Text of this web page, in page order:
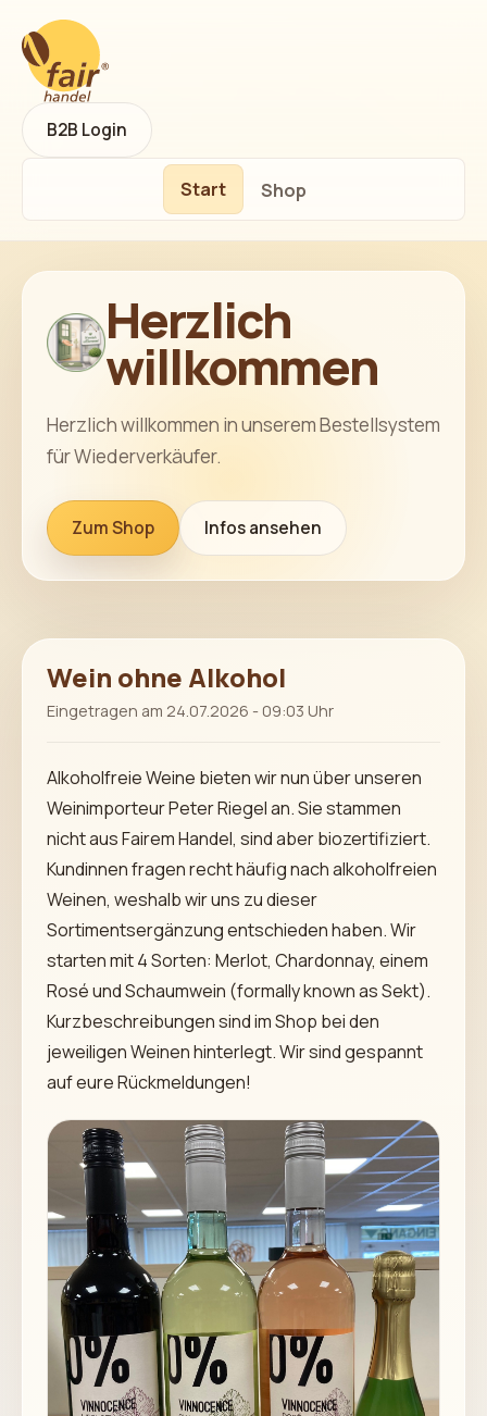
Start Shop
B2B Login
Herzlich
willkommen
Herzlich willkommen in unserem Bestellsystem
für Wiederverkäufer.
Zum Shop Infos ansehen
Wein ohne Alkohol
Eingetragen am 24.07.2026 - 09:03 Uhr
Alkoholfreie Weine bieten wir nun über unseren
Weinimporteur Peter Riegel an. Sie stammen
nicht aus Fairem Handel, sind aber biozertifiziert.
Kundinnen fragen recht häufig nach alkoholfreien
Weinen, weshalb wir uns zu dieser
Sortimentsergänzung entschieden haben. Wir
starten mit 4 Sorten: Merlot, Chardonnay, einem
Rosé und Schaumwein (formally known as Sekt).
Kurzbeschreibungen sind im Shop bei den
jeweiligen Weinen hinterlegt. Wir sind gespannt
auf eure Rückmeldungen!